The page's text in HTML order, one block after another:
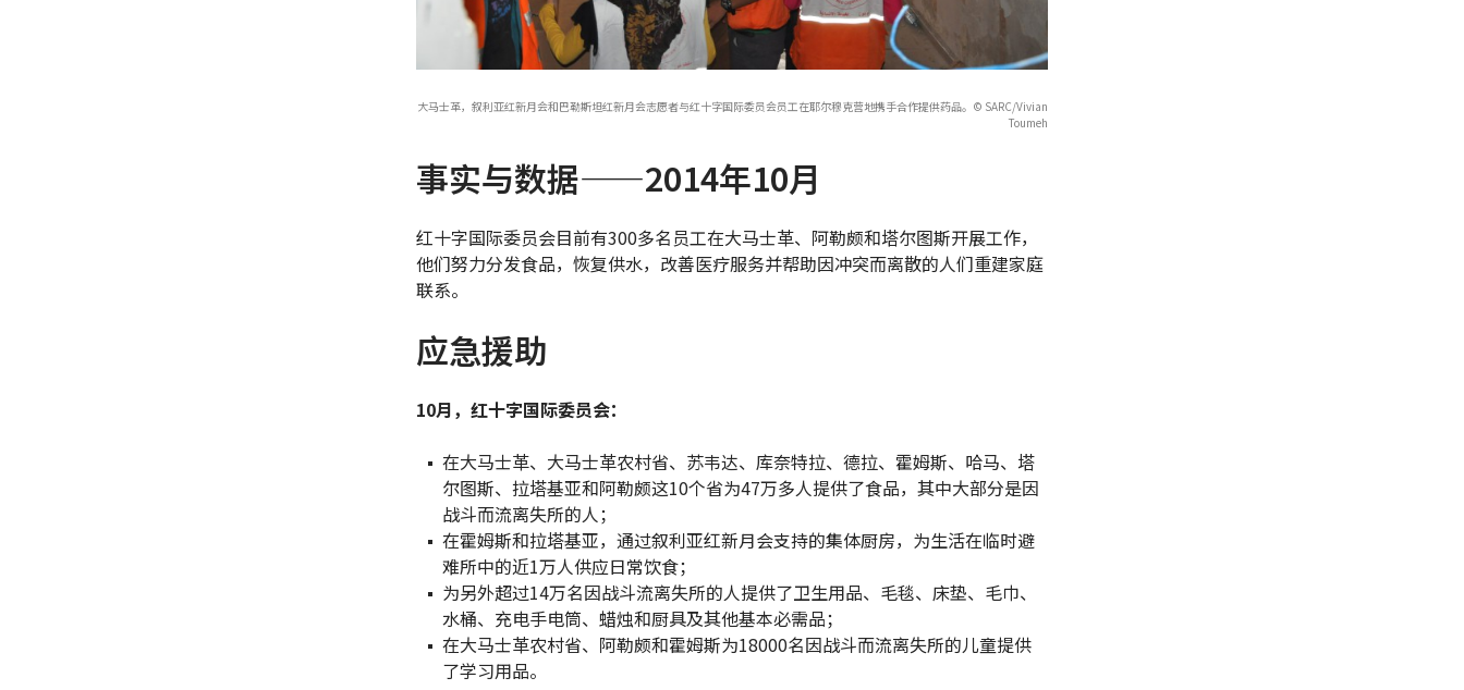
大马士革，叙利亚红新月会和巴勒斯坦红新月会志愿者与红十字国际委员会员工在耶尔穆克营地携手合作提供药品。© SARC/Vivian
Toumeh
事实与数据——2014年10月
红十字国际委员会目前有300多名员工在大马士革、阿勒颇和塔尔图斯开展工作，
他们努力分发食品，恢复供水，改善医疗服务并帮助因冲突而离散的人们重建家庭
联系。
应急援助
10月，红十字国际委员会：
在大马士革、大马士革农村省、苏韦达、库奈特拉、德拉、霍姆斯、哈马、塔
尔图斯、拉塔基亚和阿勒颇这10个省为47万多人提供了食品，其中大部分是因
战斗而流离失所的人；
在霍姆斯和拉塔基亚，通过叙利亚红新月会支持的集体厨房，为生活在临时避
难所中的近1万人供应日常饮食；
为另外超过14万名因战斗流离失所的人提供了卫生用品、毛毯、床垫、毛巾、
水桶、充电手电筒、蜡烛和厨具及其他基本必需品；
在大马士革农村省、阿勒颇和霍姆斯为18000名因战斗而流离失所的儿童提供
了学习用品。